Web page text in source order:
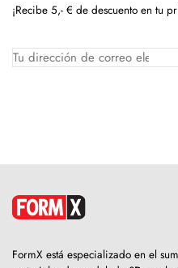
¡Recibe 5,- € de descuento en tu
FormX está especializado en el